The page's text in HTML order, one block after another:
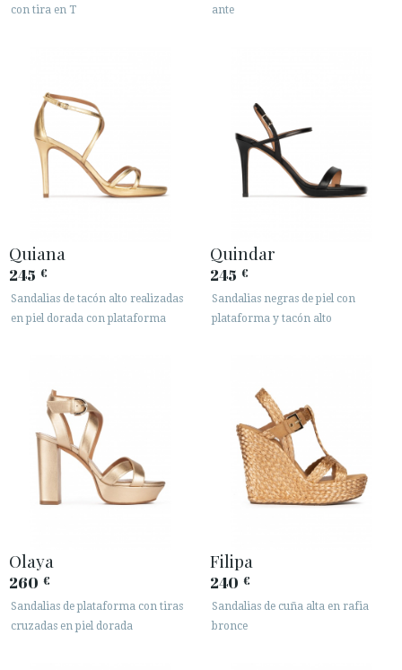
· ATENCIÓN AL CLIENTE
· ENVÍOS
· CAMBIOS Y DEVOLUCIONES
· POLÍTICA DE PRIVACIDAD
· TÉRMINOS Y CONDICIONES

ÁREA DE CLIENTES B2B
con tira en T
ante
Quiana
245 €
Sandalias de tacón alto realizadas
en piel dorada con plataforma
Quindar
245 €
Sandalias negras de piel con
plataforma y tacón alto
Olaya
260 €
Sandalias de plataforma con tiras
cruzadas en piel dorada
Filipa
240 €
Sandalias de cuña alta en rafia
bronce